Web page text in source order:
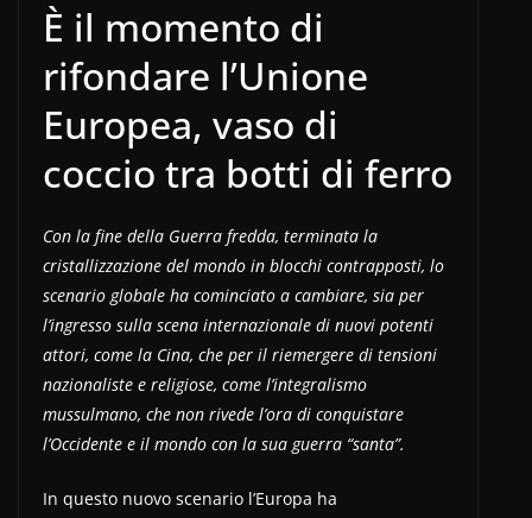
È il momento di
rifondare l’Unione
Europea, vaso di
coccio tra botti di ferro
Con la fine della Guerra fredda, terminata la
cristallizzazione del mondo in blocchi contrapposti, lo
scenario globale ha cominciato a cambiare, sia per
l’ingresso sulla scena internazionale di nuovi potenti
attori, come la Cina, che per il riemergere di tensioni
nazionaliste e religiose, come l’integralismo
mussulmano, che non rivede l’ora di conquistare
l’Occidente e il mondo con la sua guerra “santa”.
In questo nuovo scenario l’Europa ha